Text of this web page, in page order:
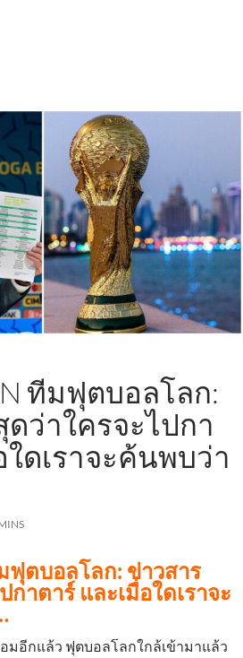
ทีมฟุตบอลโลก:
ว่าใครจะไปกา
ใดเราจะค้นพบว่า
ฟุตบอลโลก: ข่าวสาร
กาตาร์ และเมื่อใดเราจะ
มอีกแล้ว ฟุตบอลโลกใกล้เข้ามาแล้ว